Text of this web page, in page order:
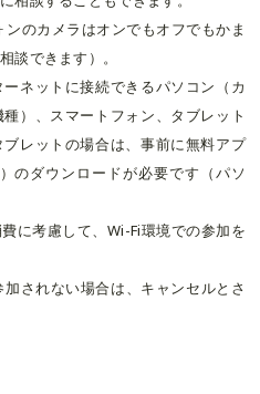
ンのカメラはオンでもオフでもかま
談できます）。
ネットに接続できるパソコン（カ
）、スマートフォン、タブレット
レットの場合は、事前に無料アプ
のダウンロードが必要です（パソ
に考慮して、Wi-Fi環境での参加を
されない場合は、キャンセルとさ